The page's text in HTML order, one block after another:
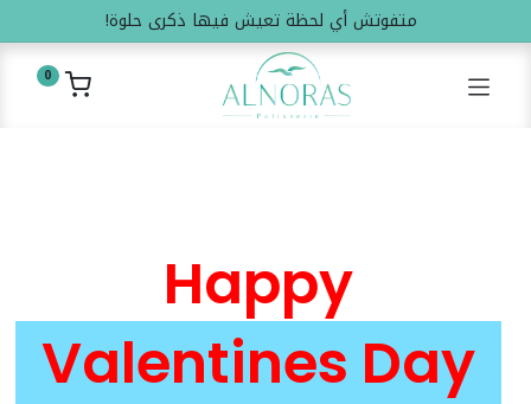
متفوتش أي لحظة تعيش فيها ذكرى حلوة!
0
Happy
Valentines Day